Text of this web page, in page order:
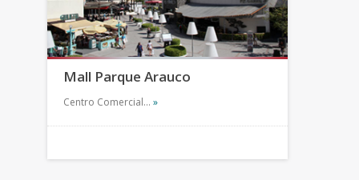
Mall Parque Arauco
Centro Comercial… »